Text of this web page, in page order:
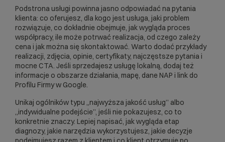
Podstrona usługi powinna jasno odpowiadać na pytania
klienta: co oferujesz, dla kogo jest usługa, jaki problem
rozwiązuje, co dokładnie obejmuje, jak wygląda proces
współpracy, ile może potrwać realizacja, od czego zależy
cena i jak można się skontaktować. Warto dodać przykłady
realizacji, zdjęcia, opinie, certyfikaty, najczęstsze pytania i
mocne CTA. Jeśli sprzedajesz usługę lokalną, dodaj też
informacje o obszarze działania, mapę, dane NAP i link do
Profilu Firmy w Google.
Unikaj ogólników typu „najwyższa jakość usług” albo
„indywidualne podejście”, jeśli nie pokazujesz, co to
konkretnie znaczy. Lepiej napisać, jak wygląda etap
diagnozy, jakie narzędzia wykorzystujesz, jakie decyzje